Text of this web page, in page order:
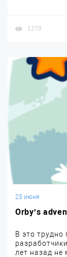
1279
23 июня
Orby’s
В это
лет назад не